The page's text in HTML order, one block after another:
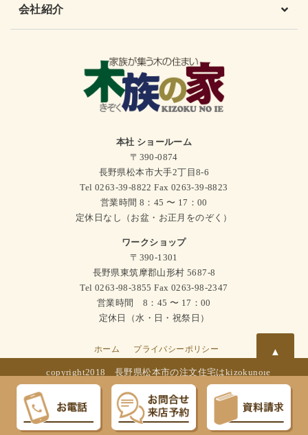
会社紹介
本社 ショールーム
〒390-0874
長野県松本市大手2丁目8-6
Tel 0263-39-8822 Fax 0263-39-8823
営業時間 8：45 〜 17：00
定休日なし（お盆・お正月をのぞく）
ワークショップ
〒390-1301
長野県東筑摩郡山形村 5687-8
Tel 0263-98-3855 Fax 0263-98-2347
営業時間 8：45 〜 17：00
定休日（水・日・祝祭日）
ホーム プライバシーポリシー
copyright2018長野県松本市の注文住宅はkizokunoie
▲